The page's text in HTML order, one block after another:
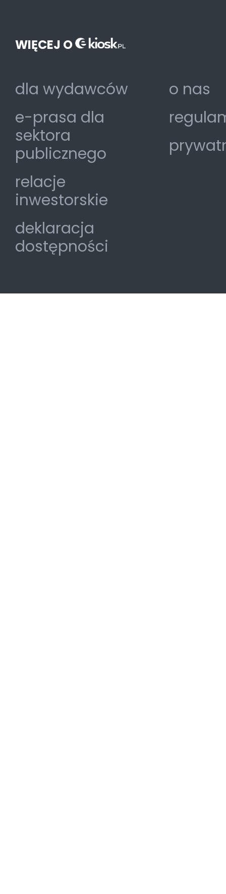
WIĘCEJ O
dla wydawców
e-prasa dla
sektora
publicznego
relacje
inwestorskie
deklaracja
dostępności
o nas